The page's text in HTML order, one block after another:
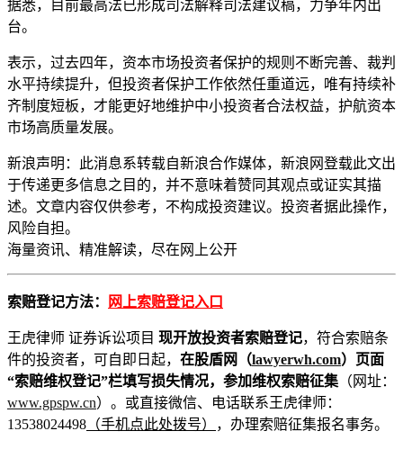
据悉，目前最高法已形成司法解释司法建议稿，力争年内出
台。
表示，过去四年，资本市场投资者保护的规则不断完善、裁判
水平持续提升，但投资者保护工作依然任重道远，唯有持续补
齐制度短板，才能更好地维护中小投资者合法权益，护航资本
市场高质量发展。
新浪声明：此消息系转载自新浪合作媒体，新浪网登载此文出
于传递更多信息之目的，并不意味着赞同其观点或证实其描
述。文章内容仅供参考，不构成投资建议。投资者据此操作，
风险自担。
海量资讯、精准解读，尽在 网上公开
索赔登记方法： 网上索赔登记入口
王虎律师 证券诉讼项目 现开放投资者索赔登记，符合索赔条
件的投资者，可自即日起， 在股盾网（lawyerwh.com）页面
“索赔维权登记”栏填写损失情况，参加维权索赔征集 （网址：
www.gpspw.cn）。或直接微信、电话联系王虎律师：
13538024498 （手机点此处拨号） ，办理索赔征集报名事务。